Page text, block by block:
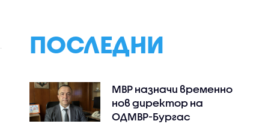
ПОСЛЕДНИ
МВР назначи временно
нов директор на
ОДМВР-Бургас